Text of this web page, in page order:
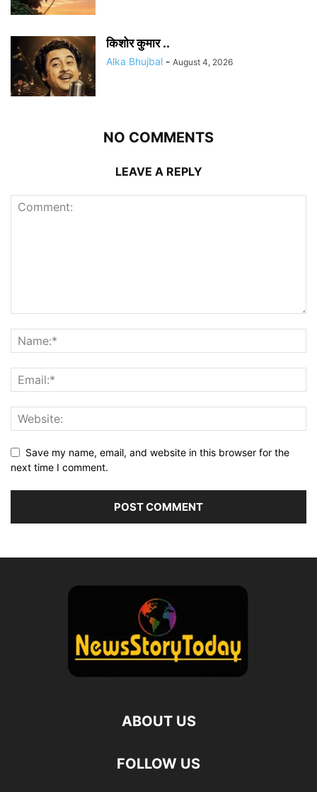
किशोर कुमार ..
Alka Bhujbal - August 4, 2026
NO COMMENTS
LEAVE A REPLY
Save my name, email, and website in this browser for the
next time I comment.
ABOUT US
FOLLOW US